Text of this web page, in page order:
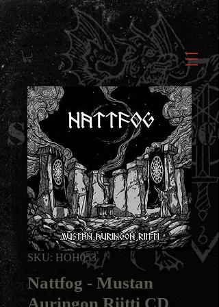
SKU: HOH053
Nattfog - Mustan
Auringon Riitti CD